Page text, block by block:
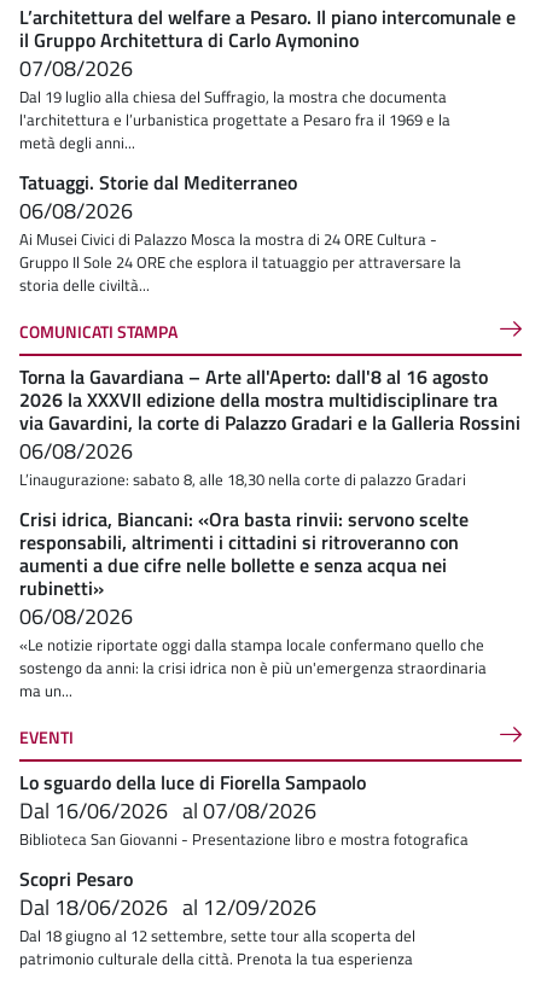
L’architettura del welfare a Pesaro. Il piano intercomunale e
il Gruppo Architettura di Carlo Aymonino
07/08/2026
Dal 19 luglio alla chiesa del Suffragio, la mostra che documenta
l'architettura e l’urbanistica progettate a Pesaro fra il 1969 e la
metà degli anni...
Tatuaggi. Storie dal Mediterraneo
06/08/2026
Ai Musei Civici di Palazzo Mosca la mostra di 24 ORE Cultura -
Gruppo Il Sole 24 ORE che esplora il tatuaggio per attraversare la
storia delle civiltà...
COMUNICATI STAMPA
Torna la Gavardiana – Arte all'Aperto: dall'8 al 16 agosto
2026 la XXXVII edizione della mostra multidisciplinare tra
via Gavardini, la corte di Palazzo Gradari e la Galleria Rossini
06/08/2026
L’inaugurazione: sabato 8, alle 18,30 nella corte di palazzo Gradari
Crisi idrica, Biancani: «Ora basta rinvii: servono scelte
responsabili, altrimenti i cittadini si ritroveranno con
aumenti a due cifre nelle bollette e senza acqua nei
rubinetti»
06/08/2026
«Le notizie riportate oggi dalla stampa locale confermano quello che
sostengo da anni: la crisi idrica non è più un'emergenza straordinaria
ma un...
EVENTI
Lo sguardo della luce di Fiorella Sampaolo
Dal 16/06/2026 al07/08/2026
Biblioteca San Giovanni - Presentazione libro e mostra fotografica
Scopri Pesaro
Dal 18/06/2026 al 12/09/2026
Dal 18 giugno al 12 settembre, sette tour alla scoperta del
patrimonio culturale della città. Prenota la tua esperienza